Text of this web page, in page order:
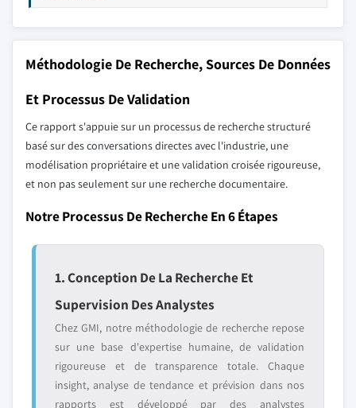
Méthodologie De Recherche, Sources De Données
Et Processus De Validation
Ce rapport s'appuie sur un processus de recherche structuré
basé sur des conversations directes avec l'industrie, une
modélisation propriétaire et une validation croisée rigoureuse,
et non pas seulement sur une recherche documentaire.
Notre Processus De Recherche En 6 Étapes
1. Conception De La Recherche Et
Supervision Des Analystes
Chez GMI, notre méthodologie de recherche repose
sur une base d'expertise humaine, de validation
rigoureuse et de transparence totale. Chaque
insight, analyse de tendance et prévision dans nos
rapports est développé par des analystes